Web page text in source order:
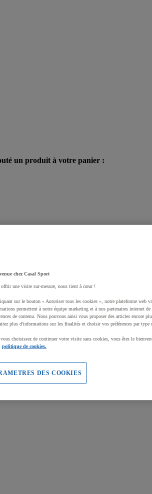
un produit à votre panier :
chez Casal Sport
offrir une visite sur-mesure, nous tient à cœur !
sur le bouton « Autoriser tous les cookies », notre plateforme web
permettent à notre équipe marketing et à nos partenaires internet
de contenu. Nous pouvons ainsi vous proposer des articles encore
plus d'informations sur les finalités et choisir vos préférences par type
choisissez de continuer votre visite sans cookies, vous êtes le
politique de cookies.
DES COOKIES